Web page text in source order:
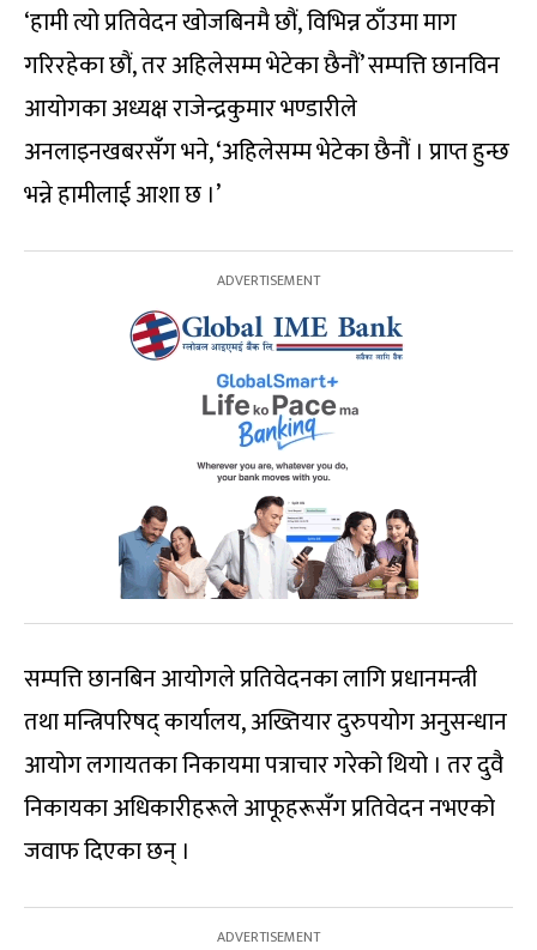
‘हामी त्यो प्रतिवेदन खोजबिनमै छौं, विभिन्न ठाँउमा माग
गरिरहेका छौं, तर अहिलेसम्म भेटेका छैनौं’ सम्पत्ति छानविन
आयोगका अध्यक्ष राजेन्द्रकुमार भण्डारीले
अनलाइनखबरसँग भने, ‘अहिलेसम्म भेटेका छैनौं । प्राप्त हुन्छ
भन्ने हामीलाई आशा छ ।’
सम्पत्ति छानबिन आयोगले प्रतिवेदनका लागि प्रधानमन्त्री
तथा मन्त्रिपरिषद् कार्यालय, अख्तियार दुरुपयोग अनुसन्धान
आयोग लगायतका निकायमा पत्राचार गरेको थियो । तर दुवै
निकायका अधिकारीहरूले आफूहरूसँग प्रतिवेदन नभएको
जवाफ दिएका छन् ।